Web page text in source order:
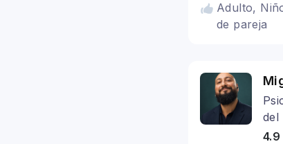
Adulto,
de pareja
del
4.9